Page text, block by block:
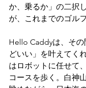
か、乗るか」の二択
が、これまでのゴル
Hello Caddyは、その
どいい」を叶えてく
はロボットに任せて
コースを歩く。白神